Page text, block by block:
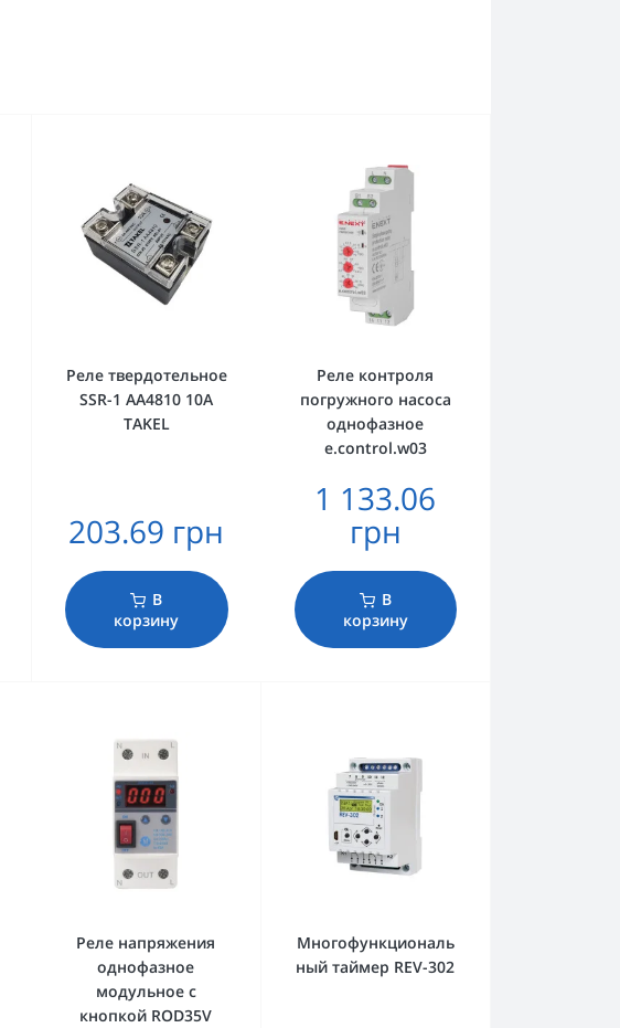
Реле твердотельное
SSR-1 АA4810 10А
TAKEL
203.69 грн
В
корзину
Реле контроля
погружного насоса
однофазное
e.control.w03
1 133.06
грн
В
корзину
Реле напряжения
однофазное
модульное с
кнопкой ROD35V
Многофункциональ
ный таймер REV-302